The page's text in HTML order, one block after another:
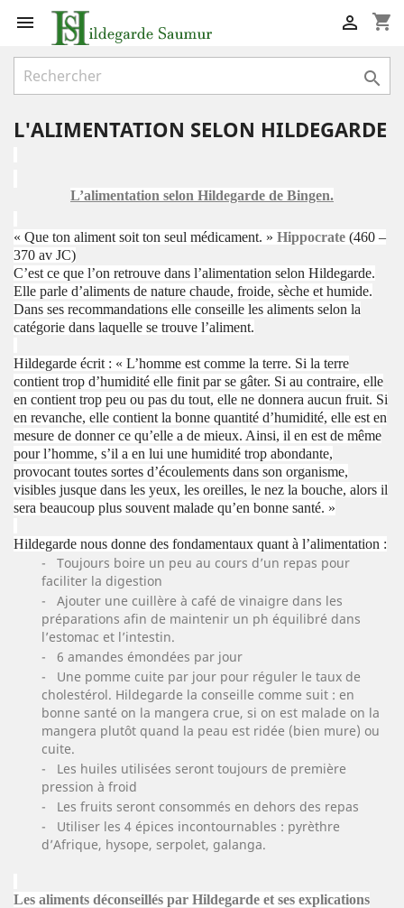
 shopping_cart


L'ALIMENTATION SELON HILDEGARDE
L’alimentation selon Hildegarde de Bingen.
« Que ton aliment soit ton seul médicament. » Hippocrate (460 –
370 av JC)
C’est ce que l’on retrouve dans l’alimentation selon Hildegarde.
Elle parle d’aliments de nature chaude, froide, sèche et humide.
Dans ses recommandations elle conseille les aliments selon la
catégorie dans laquelle se trouve l’aliment.
Hildegarde écrit : « L’homme est comme la terre. Si la terre
contient trop d’humidité elle finit par se gâter. Si au contraire, elle
en contient trop peu ou pas du tout, elle ne donnera aucun fruit. Si
en revanche, elle contient la bonne quantité d’humidité, elle est en
mesure de donner ce qu’elle a de mieux. Ainsi, il en est de même
pour l’homme, s’il a en lui une humidité trop abondante,
provocant toutes sortes d’écoulements dans son organisme,
visibles jusque dans les yeux, les oreilles, le nez la bouche, alors il
sera beaucoup plus souvent malade qu’en bonne santé. »
Hildegarde nous donne des fondamentaux quant à l’alimentation :
- Toujours boire un peu au cours d’un repas pour
faciliter la digestion
- Ajouter une cuillère à café de vinaigre dans les
préparations afin de maintenir un ph équilibré dans
l’estomac et l’intestin.
- 6 amandes émondées par jour
- Une pomme cuite par jour pour réguler le taux de
cholestérol. Hildegarde la conseille comme suit : en
bonne santé on la mangera crue, si on est malade on la
mangera plutôt quand la peau est ridée (bien mure) ou
cuite.
- Les huiles utilisées seront toujours de première
pression à froid
- Les fruits seront consommés en dehors des repas
- Utiliser les 4 épices incontournables : pyrèthre
d’Afrique, hysope, serpolet, galanga.
Les aliments déconseillés par Hildegarde et ses explications